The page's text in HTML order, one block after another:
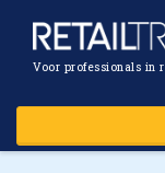
Voor professionals in